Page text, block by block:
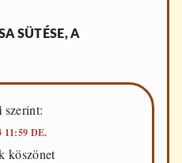
SÜTÉSE, A
szerint:
11:59 DE.
köszönet